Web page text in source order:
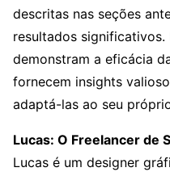
descritas nas seções
resultados significativos.
demonstram a eficácia
fornecem insights
adaptá-las ao seu
Lucas: O Freelancer de
Lucas é um designer